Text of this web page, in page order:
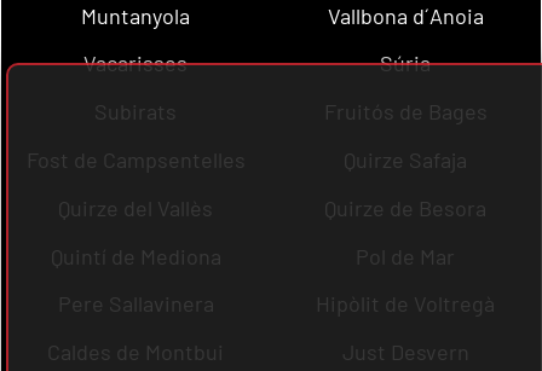
Muntanyola
Vallbona d´Anoia
Vacarisses
Súria
Subirats
Fruitós de Bages
Fost de Campsentelles
Quirze Safaja
Quirze del Vallès
Quirze de Besora
Quintí de Mediona
Pol de Mar
Pere Sallavinera
Hipòlit de Voltregà
Caldes de Montbui
Just Desvern